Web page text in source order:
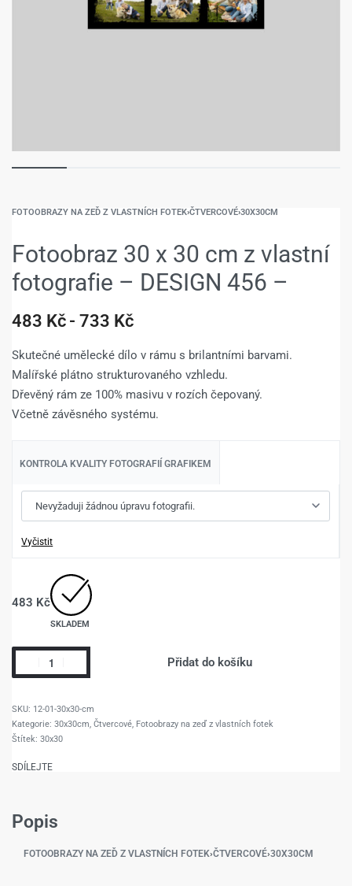
FOTOOBRAZY NA ZEĎ Z VLASTNÍCH FOTEK›ČTVERCOVÉ›30X30CM
Fotoobraz 30 x 30 cm z vlastní
fotografie – DESIGN 456 –
483 Kč 733 Kč
Skutečné umělecké dílo v rámu s brilantními barvami.
Malířské plátno strukturovaného vzhledu.
Dřevěný rám ze 100% masivu v rozích čepovaný.
Včetně závěsného systému.
KONTROLA KVALITY FOTOGRAFIÍ GRAFIKEM
Vyčistit
483 Kč
SKLADEM
Přidat do košíku
12-01-30x30-cm
Kategorie: 30x30cm, Čtvercové, Fotoobrazy na zeď z vlastních fotek
Štítek: 30x30
SDÍLEJTE
Popis
FOTOOBRAZY NA ZEĎ Z VLASTNÍCH FOTEK›ČTVERCOVÉ›30X30CM